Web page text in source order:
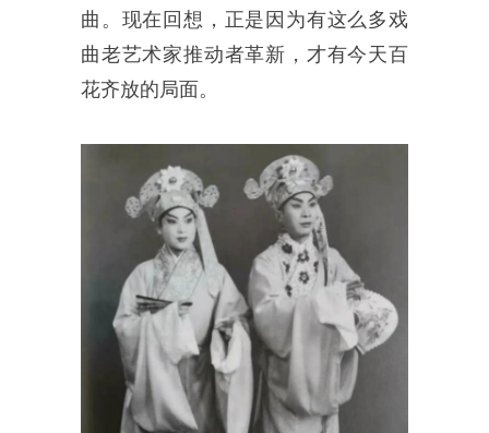
曲。现在回想，正是因为有这么多戏
曲老艺术家推动者革新，才有今天百
花齐放的局面。